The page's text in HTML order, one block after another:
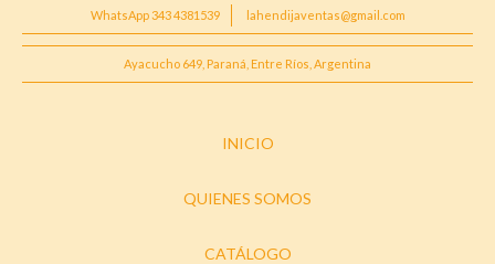
WhatsApp 343 4381539 lahendijaventas@gmail.com
Ayacucho 649, Paraná, Entre Ríos, Argentina
INICIO
QUIENES SOMOS
CATÁLOGO